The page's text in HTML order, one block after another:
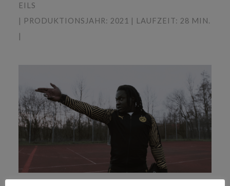
EILS
| PRODUKTIONSJAHR: 2021 | LAUFZEIT: 28 MIN.
|